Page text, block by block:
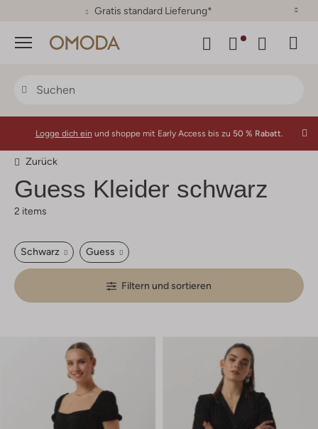
30 Tage Rückgaberecht
Menü
Logge dich ein und shoppe mit Early Access bis zu 50 % Rabatt.
Zurück
Guess Kleider schwarz
2 items
Schwarz Guess
Filtern und sortieren